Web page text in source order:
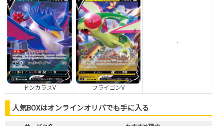
ドンカラスV フライゴンV
-
人気BOXはオンラインオリパでも手に入る